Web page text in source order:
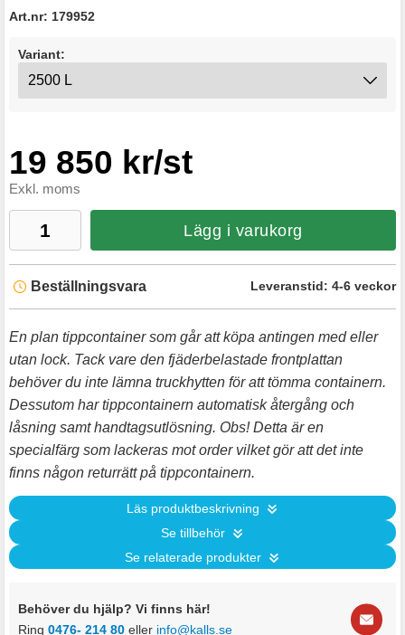
Art.nr: 179952
Variant:
19 850 kr/st
Exkl. moms
Lägg i varukorg
Beställningsvara Leveranstid: 4-6 veckor
En plan tippcontainer som går att köpa antingen med eller
utan lock. Tack vare den fjäderbelastade frontplattan
behöver du inte lämna truckhytten för att tömma containern.
Dessutom har tippcontainern automatisk återgång och
låsning samt handtagsutlösning. Obs! Detta är en
specialfärg som lackeras mot order vilket gör att det inte
finns någon returrätt på tippcontainern.
Läs produktbeskrivning
Se tillbehör
Se relaterade produkter
Behöver du hjälp? Vi finns här!
Ring 0476- 214 80 eller info@kalls.se